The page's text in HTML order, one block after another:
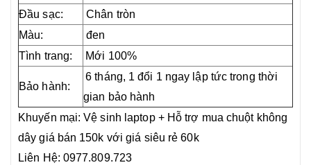
Đầu sạc:
Chân tròn
Màu:
đen
Tình trang:
Mới 100%
Bảo hành:
6 tháng, 1 đổi 1 ngay lập tức trong thời
gian bảo hành
Khuyến mại: Vệ sinh laptop + Hỗ trợ mua chuột không
dây giá bán 150k với giá siêu rẻ 60k
Liên Hệ: 0977.809.723